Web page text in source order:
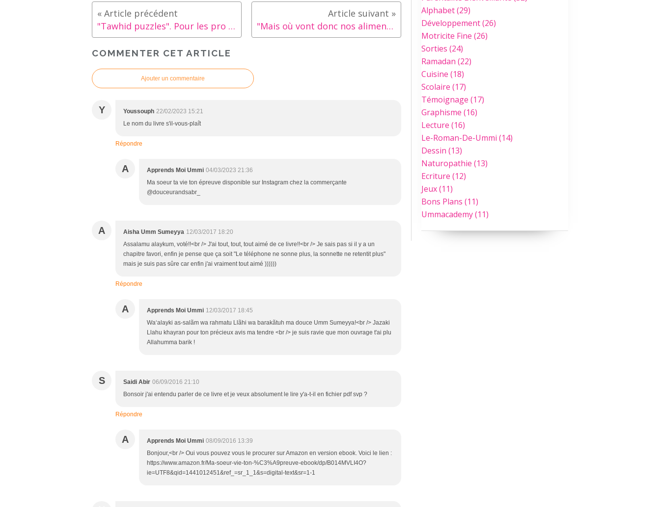
"Tawhid puzzles". Pour les pro du puzzle (Comme moi) "Mais où vont donc nos aliments?"
COMMENTER CET ARTICLE
Ajouter un commentaire
Y Youssouph 22/02/2023 15:21
Le nom du livre s'il-vous-plaît
Répondre
A Apprends Moi Ummi 04/03/2023 21:36
Ma soeur ta vie ton épreuve disponible sur Instagram chez la commerçante
@douceurandsabr_
A Aisha Umm Sumeyya 12/03/2017 18:20
Assalamu alaykum, voté!!<br /> J'ai tout, tout, tout aimé de ce livre!!<br /> Je sais pas si il y a un
chapitre favori, enfin je pense que ça soit "Le téléphone ne sonne plus, la sonnette ne retentit plus"
mais je suis pas sûre car enfin j'ai vraiment tout aimé ))))))
Répondre
A Apprends Moi Ummi 12/03/2017 18:45
Wa‘alayki as-salãm wa rahmatu Llãhi wa barakãtuh ma douce Umm Sumeyya!<br /> Jazaki
Llahu khayran pour ton précieux avis ma tendre <br /> je suis ravie que mon ouvrage t'ai plu
Allahumma barik !
S Saidi Abir 06/09/2016 21:10
Bonsoir j'ai entendu parler de ce livre et je veux absolument le lire y'a-t-il en fichier pdf svp ?
Répondre
A Apprends Moi Ummi 08/09/2016 13:39
Bonjour,<br /> Oui vous pouvez vous le procurer sur Amazon en version ebook. Voici le lien :
https://www.amazon.fr/Ma-soeur-vie-ton-%C3%A9preuve-ebook/dp/B014MVLI4O?
ie=UTF8&qid=1441012451&ref_=sr_1_1&s=digital-text&sr=1-1
Alphabet(29)
Développement(26)
Motricite Fine (26)
Sorties (24)
Ramadan (22)
Cuisine (18)
Scolaire (17)
Témoignage (17)
Graphisme (16)
Lecture (16)
Le-Roman-De-Ummi (14)
Dessin (13)
Naturopathie (13)
Ecriture (12)
Jeux(11)
Bons Plans (11)
Ummacademy(11)